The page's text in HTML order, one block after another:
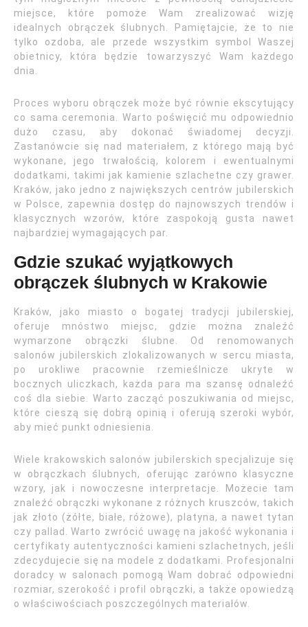
miejsce, które pomoże Wam zrealizować wizję
idealnych obrączek ślubnych. Pamiętajcie, że to nie
tylko ozdoba, ale przede wszystkim symbol Waszej
obietnicy, która będzie towarzyszyć Wam każdego
dnia.
Proces wyboru obrączek może być równie ekscytujący
co sama ceremonia. Warto poświęcić mu odpowiednio
dużo czasu, aby dokonać świadomej decyzji.
Zastanówcie się nad materiałem, z którego mają być
wykonane, jego trwałością, kolorem i ewentualnymi
dodatkami, takimi jak kamienie szlachetne czy grawer.
Kraków, jako jedno z największych centrów jubilerskich
w Polsce, zapewnia dostęp do najnowszych trendów i
klasycznych wzorów, które zaspokoją gusta nawet
najbardziej wymagających par.
Gdzie szukać wyjątkowych
obrączek ślubnych w Krakowie
Kraków, jako miasto o bogatej tradycji jubilerskiej,
oferuje mnóstwo miejsc, gdzie można znaleźć
wymarzone obrączki ślubne. Od renomowanych
salonów jubilerskich zlokalizowanych w sercu miasta,
po urokliwe pracownie rzemieślnicze ukryte w
bocznych uliczkach, każda para ma szansę odnaleźć
coś dla siebie. Warto zacząć poszukiwania od miejsc,
które cieszą się dobrą opinią i oferują szeroki wybór,
aby mieć punkt odniesienia.
Wiele krakowskich salonów jubilerskich specjalizuje się
w obrączkach ślubnych, oferując zarówno klasyczne
wzory, jak i nowoczesne interpretacje. Możecie tam
znaleźć obrączki wykonane z różnych kruszców, takich
jak złoto (żółte, białe, różowe), platyna, a nawet tytan
czy pallad. Warto zwrócić uwagę na jakość wykonania i
certyfikaty autentyczności kamieni szlachetnych, jeśli
zdecydujecie się na modele z dodatkami. Profesjonalni
doradcy w salonach pomogą Wam dobrać odpowiedni
rozmiar, szerokość i profil obrączki, a także opowiedzą
o właściwościach poszczególnych materiałów.